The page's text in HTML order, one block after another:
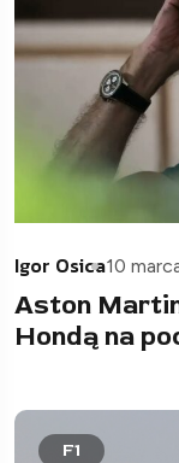
Igor Osica10
Aston
Hondą na
F1